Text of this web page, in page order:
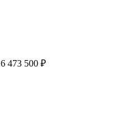
6 473 500 ₽